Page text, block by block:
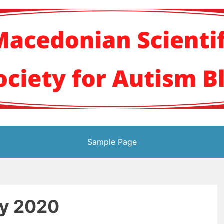
научно
Sample Page
2020